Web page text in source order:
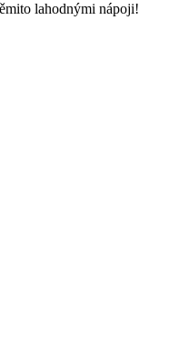
lahodnými nápoji!